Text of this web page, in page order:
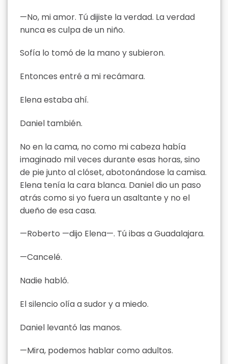
—No, mi amor. Tú dijiste la verdad. La verdad
nunca es culpa de un niño.
Sofía lo tomó de la mano y subieron.
Entonces entré a mi recámara.
Elena estaba ahí.
Daniel también.
No en la cama, no como mi cabeza había
imaginado mil veces durante esas horas, sino
de pie junto al clóset, abotonándose la camisa.
Elena tenía la cara blanca. Daniel dio un paso
atrás como si yo fuera un asaltante y no el
dueño de esa casa.
—Roberto —dijo Elena—. Tú ibas a Guadalajara.
—Cancelé.
Nadie habló.
El silencio olía a sudor y a miedo.
Daniel levantó las manos.
—Mira, podemos hablar como adultos.